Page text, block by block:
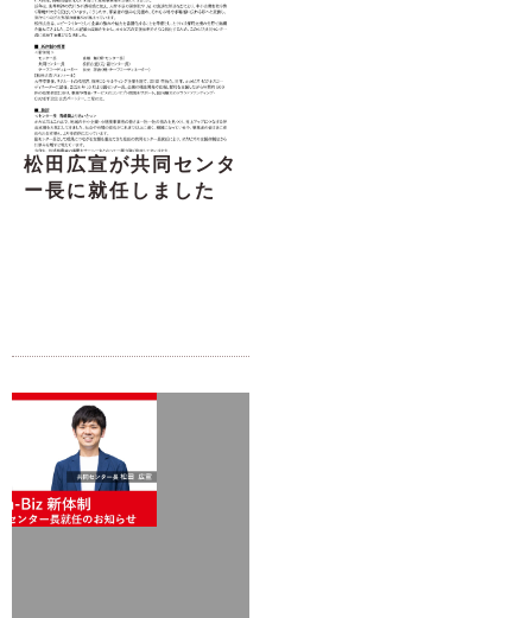
松田広宣が共同センタ
ー長に就任しました